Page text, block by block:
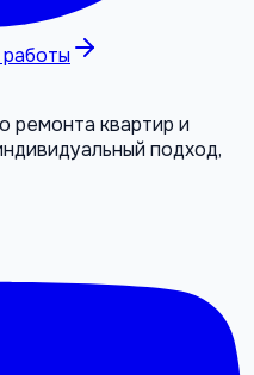
ремонта квартир и
подход,